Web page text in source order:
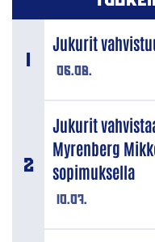
06.08.
Jukurit
10.07.
Jukurit
Myrenberg
sopimuksella